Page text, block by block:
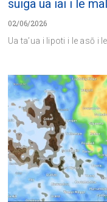
suiga ua iai i le
02/06/2026
Ua ta’ua i lipoti i le asō i